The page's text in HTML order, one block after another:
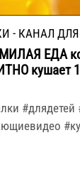
- КАНАЛ ДЛЯ
ЕДА
кушает
#длядетей